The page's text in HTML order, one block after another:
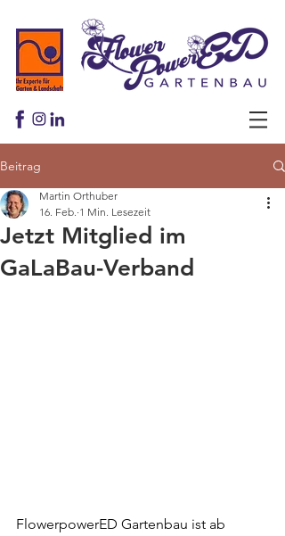
Beitrag
Jetzt Mitglied im
GaLaBau-Verband
Martin Orthuber
16. Feb. 1 Min. Lesezeit
FlowerpowerED Gartenbau ist ab